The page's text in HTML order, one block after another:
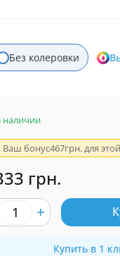
Без колеровки
наличии
Ваш бонус467грн. для
грн.
Купить в 1